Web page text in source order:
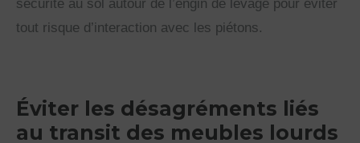
sécurité au sol autour de l’engin de levage pour éviter
tout risque d’interaction avec les piétons.
Éviter les désagréments liés
au transit des meubles lourds